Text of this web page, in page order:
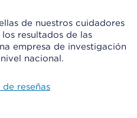
de nuestros cuidadores
resultados de las
empresa de investigación
nacional.
reseñas